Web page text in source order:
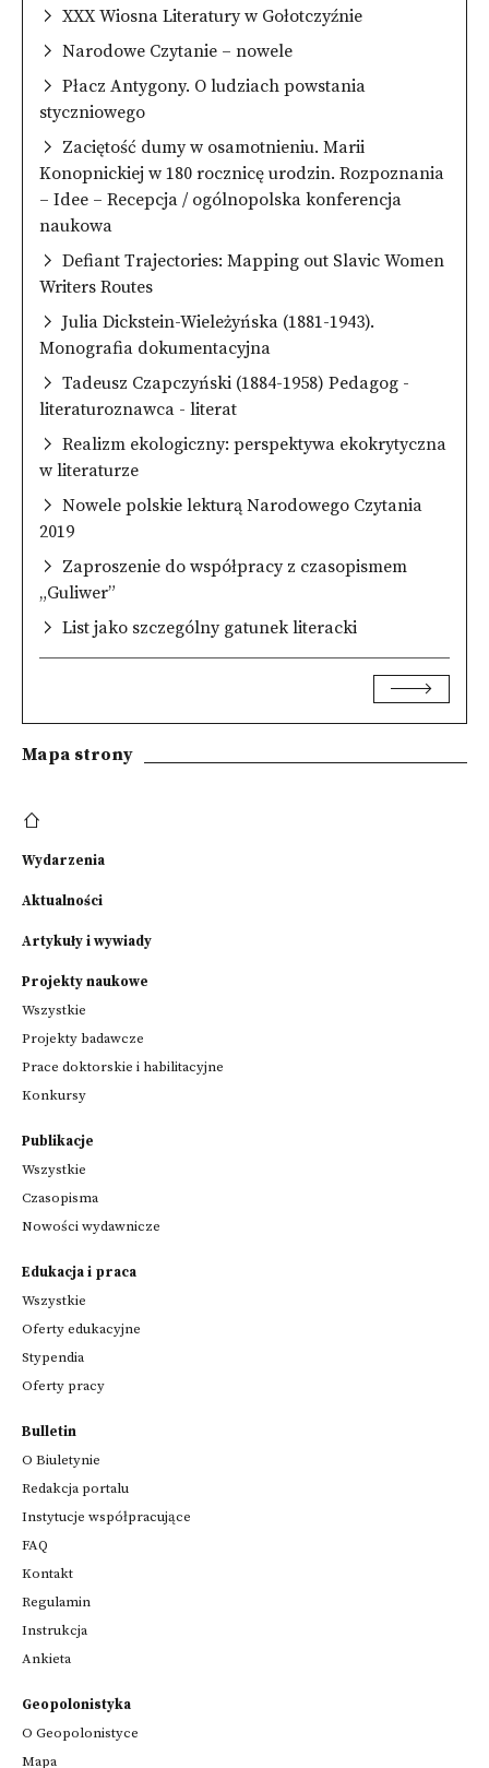
XXX Wiosna Literatury w Gołotczyźnie
Narodowe Czytanie – nowele
Płacz Antygony. O ludziach powstania
styczniowego
Zaciętość dumy w osamotnieniu. Marii
Konopnickiej w 180 rocznicę urodzin. Rozpoznania
– Idee – Recepcja / ogólnopolska konferencja
naukowa
Defiant Trajectories: Mapping out Slavic Women
Writers Routes
Julia Dickstein-Wieleżyńska (1881-1943).
Monografia dokumentacyjna
Tadeusz Czapczyński (1884-1958) Pedagog -
literaturoznawca - literat
Realizm ekologiczny: perspektywa ekokrytyczna
w literaturze
Nowele polskie lekturą Narodowego Czytania
2019
Zaproszenie do współpracy z czasopismem
„Guliwer”
List jako szczególny gatunek literacki
Mapa strony
Wydarzenia
Aktualności
Artykuły i wywiady
Projekty naukowe
Wszystkie
Projekty badawcze
Prace doktorskie i habilitacyjne
Konkursy
Publikacje
Wszystkie
Czasopisma
Nowości wydawnicze
Edukacja i praca
Wszystkie
Oferty edukacyjne
Stypendia
Oferty pracy
Bulletin
O Biuletynie
Redakcja portalu
Instytucje współpracujące
FAQ
Kontakt
Regulamin
Instrukcja
Ankieta
Geopolonistyka
O Geopolonistyce
Mapa